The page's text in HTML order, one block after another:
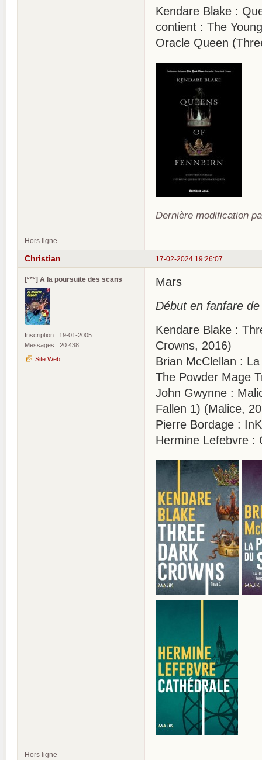
Kendare Blake :
contient : The
Oracle Queen
Dernière modification
Hors ligne
17-02-2024 19:26:07
Christian
[°*°] A la poursuite des scans
Inscription : 19-01-2005
Messages : 20 438
Site Web
Mars
Début en fanfare
Kendare Blake :
Crowns, 2016)
Brian McClellan :
The Powder Mage
John Gwynne :
Fallen 1) (Malice,
Pierre Bordage :
Hermine Lefebvre :
Hors ligne